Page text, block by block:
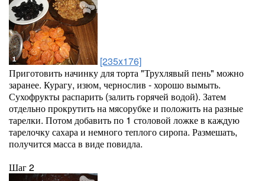
[235x176]
Приготовить начинку для торта "Трухлявый пень" можно
заранее. Курагу, изюм, чернослив - хорошо вымыть.
Сухофрукты распарить (залить горячей водой). Затем
отдельно прокрутить на мясорубке и положить на разные
тарелки. Потом добавить по 1 столовой ложке в каждую
тарелочку сахара и немного теплого сиропа. Размешать,
получится масса в виде повидла.
Шаг 2